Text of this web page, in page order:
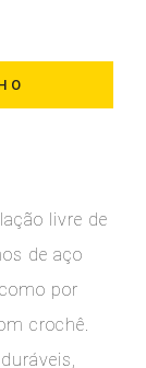
livre de
de aço
por
crochê.